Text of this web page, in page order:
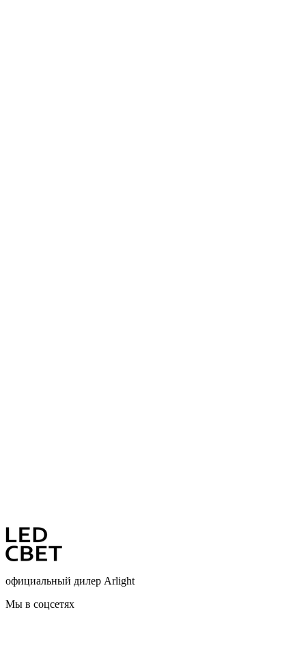
официальный дилер Arlight
Мы в соцсетях